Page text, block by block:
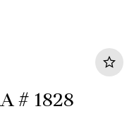
# 1828